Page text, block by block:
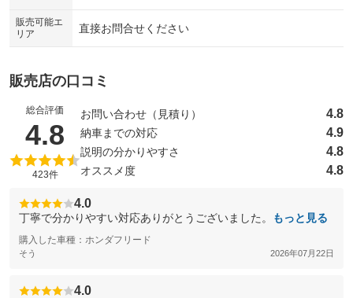
販売可能エ
リア
直接お問合せください
販売店の口コミ
総合評価
4.8 （5点満点中）
423件
お問い合わせ（見積り） 4.8
納車までの対応 4.9
説明の分かりやすさ 4.8
オススメ度 4.8
4.0
丁寧で分かりやすい対応ありがとうございました。 もっと見る
購入した車種：ホンダフリード
そう 2026年07月22日
4.0